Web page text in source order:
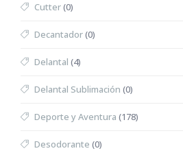
Cutter(0)
Decantador(0)
Delantal (4)
Delantal Sublimación (0)
Deporte y Aventura (178)
Desodorante (0)